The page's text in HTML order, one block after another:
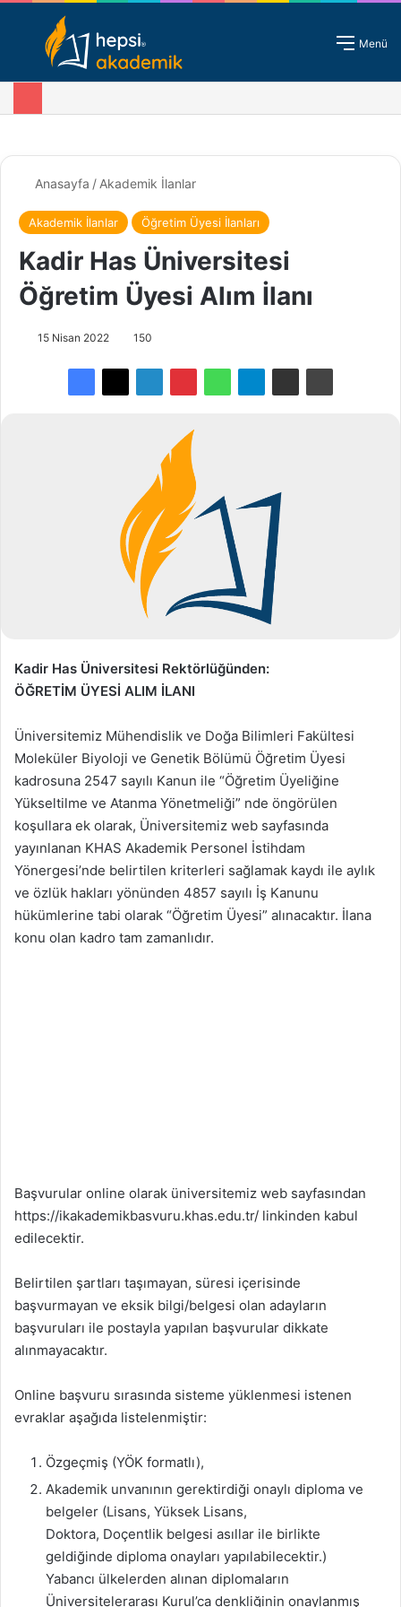
Giriş - Kayıt Menü
Anasayfa / Akademik İlanlar
Akademik İlanlar Öğretim Üyesi İlanları
Kadir Has Üniversitesi
Öğretim Üyesi Alım İlanı
15 Nisan 2022 150
Kadir Has Üniversitesi Rektörlüğünden:
ÖĞRETİM ÜYESİ ALIM İLANI
Üniversitemiz Mühendislik ve Doğa Bilimleri Fakültesi
Moleküler Biyoloji ve Genetik Bölümü Öğretim Üyesi
kadrosuna 2547 sayılı Kanun ile “Öğretim Üyeliğine
Yükseltilme ve Atanma Yönetmeliği” nde öngörülen
koşullara ek olarak, Üniversitemiz web sayfasında
yayınlanan KHAS Akademik Personel İstihdam
Yönergesi’nde belirtilen kriterleri sağlamak kaydı ile aylık
ve özlük hakları yönünden 4857 sayılı İş Kanunu
hükümlerine tabi olarak “Öğretim Üyesi” alınacaktır. İlana
konu olan kadro tam zamanlıdır.
Başvurular online olarak üniversitemiz web sayfasından
https://ikakademikbasvuru.khas.edu.tr/ linkinden kabul
edilecektir.
Belirtilen şartları taşımayan, süresi içerisinde
başvurmayan ve eksik bilgi/belgesi olan adayların
başvuruları ile postayla yapılan başvurular dikkate
alınmayacaktır.
Online başvuru sırasında sisteme yüklenmesi istenen
evraklar aşağıda listelenmiştir:
Özgeçmiş (YÖK formatlı),
Akademik unvanının gerektirdiği onaylı diploma ve
belgeler (Lisans, Yüksek Lisans,
Doktora, Doçentlik belgesi asıllar ile birlikte
geldiğinde diploma onayları yapılabilecektir.)
Yabancı ülkelerden alınan diplomaların
Üniversitelerarası Kurul’ca denkliğinin onaylanmış